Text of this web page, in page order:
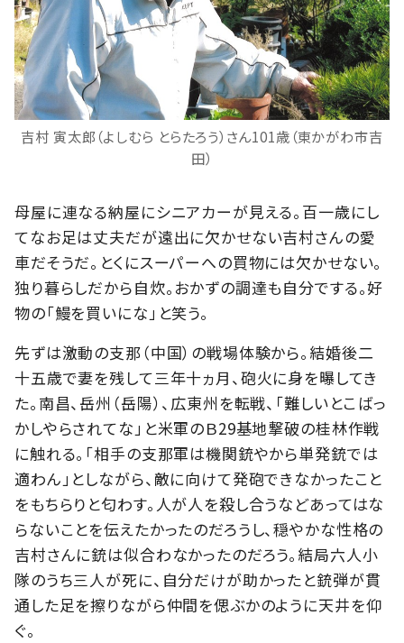
吉村 寅太郎（よしむら とらたろう）さん101歳（東かがわ市吉
田）
母屋に連なる納屋にシニアカーが見える。百一歳にし
てなお足は丈夫だが遠出に欠かせない吉村さんの愛
車だそうだ。とくにスーパーへの買物には欠かせない。
独り暮らしだから自炊。おかずの調達も自分でする。好
物の「鰻を買いにな」と笑う。
先ずは激動の支那（中国）の戦場体験から。結婚後二
十五歳で妻を残して三年十ヵ月、砲火に身を曝してき
た。南昌、岳州（岳陽）、広東州を転戦、「難しいとこばっ
かしやらされてな」と米軍のＢ29基地撃破の桂林作戦
に触れる。「相手の支那軍は機関銃やから単発銃では
適わん」としながら、敵に向けて発砲できなかったこと
をもちらりと匂わす。人が人を殺し合うなどあってはな
らないことを伝えたかったのだろうし、穏やかな性格の
吉村さんに銃は似合わなかったのだろう。結局六人小
隊のうち三人が死に、自分だけが助かったと銃弾が貫
通した足を擦りながら仲間を偲ぶかのように天井を仰
ぐ。